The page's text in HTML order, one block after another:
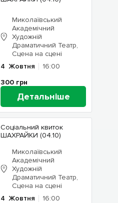
Миколаївський
Академічний
Художній
Драматичний Театр,
Сцена на сцені
4 Жовтня
16:00
300 грн
Детальніше
Соціальний квиток
ШАХРАЙКИ (04.10)
Миколаївський
Академічний
Художній
Драматичний Театр,
Сцена на сцені
4 Жовтня
16:00